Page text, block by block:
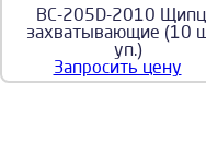
BC-205D-2010
захватывающие (10
уп.)
Запросить цену